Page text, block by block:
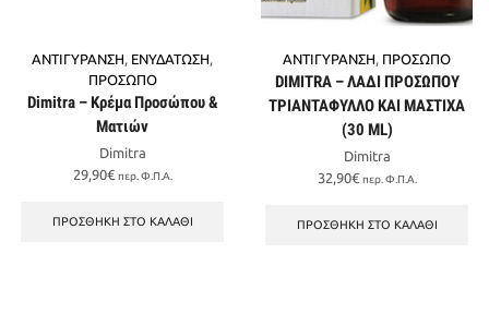
ΑΝΤΙΓΥΡΑΝΣΗ, ΕΝΥΔΑΤΩΣΗ,
ΠΡΟΣΩΠΟ
Dimitra – Κρέμα Προσώπου &
Ματιών
Dimitra
29,90€ περ. Φ.Π.Α.
ΠΡΟΣΘΉΚΗ ΣΤΟ ΚΑΛΆΘΙ
ΑΝΤΙΓΥΡΑΝΣΗ, ΠΡΟΣΩΠΟ
DIMITRA – ΛΑΔΙ ΠΡΟΣΩΠΟΥ
ΤΡΙΑΝΤΑΦΥΛΛΟ ΚΑΙ ΜΑΣΤΙΧΑ
(30 ML)
Dimitra
32,90€ περ. Φ.Π.Α.
ΠΡΟΣΘΉΚΗ ΣΤΟ ΚΑΛΆΘΙ